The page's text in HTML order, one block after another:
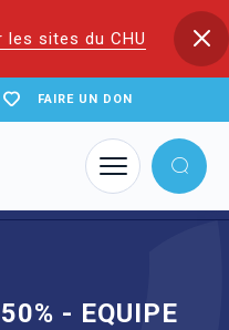
sites du CHU
FAIRE UN DON
D'INTERVENTION PRECOCE
- EQUIPE